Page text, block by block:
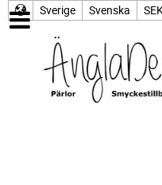
Sverige Svenska